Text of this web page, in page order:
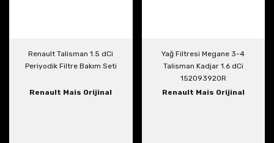
Renault Talisman 1.5 dCi
Periyodik Filtre Bakım Seti
Renault Mais Orijinal
Yağ Filtresi Megane 3-4
Talisman Kadjar 1.6 dCi
152093920R
Renault Mais Orijinal